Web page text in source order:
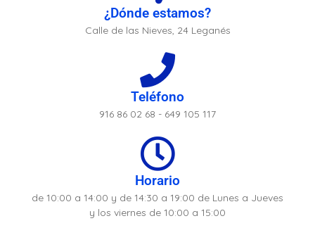
¿Dónde estamos?
Calle de las Nieves, 24 Leganés
Teléfono
916 86 02 68 - 649 105 117
Horario
de 10:00 a 14:00 y de 14:30 a 19:00 de Lunes a Jueves
y los viernes de 10:00 a 15:00